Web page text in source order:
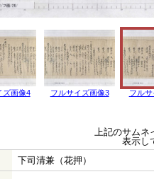
ズ画像4 フルサイズ画像3 フル
上記のサムネ
表示し
下司清兼（花押）